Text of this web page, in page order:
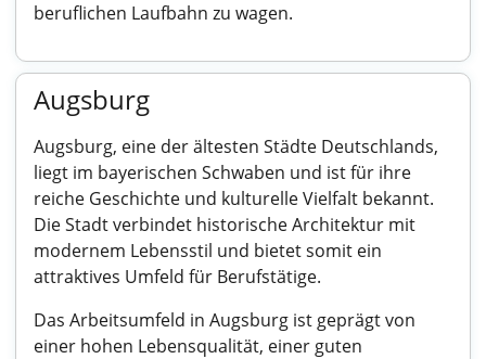
beruflichen Laufbahn zu wagen.
Augsburg
Augsburg, eine der ältesten Städte Deutschlands,
liegt im bayerischen Schwaben und ist für ihre
reiche Geschichte und kulturelle Vielfalt bekannt.
Die Stadt verbindet historische Architektur mit
modernem Lebensstil und bietet somit ein
attraktives Umfeld für Berufstätige.
Das Arbeitsumfeld in Augsburg ist geprägt von
einer hohen Lebensqualität, einer guten